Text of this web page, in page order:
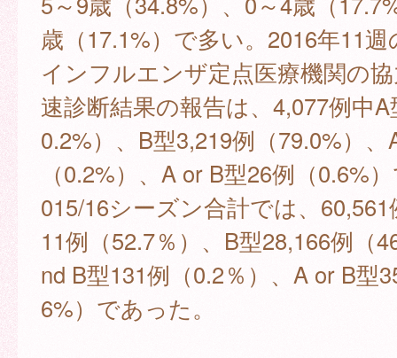
歳（17.1%）で多い。2016年11
インフルエンザ定点医療機関の
速診断結果の報告は、4,077例中
0.2%）、B型3,219例（79.0%）、
（0.2%）、A or B型26例（0.6%
015/16シーズン合計では、60,561
11例（52.7％）、B型28,166例（
nd B型131例（0.2％）、A or B型
6%）であった。